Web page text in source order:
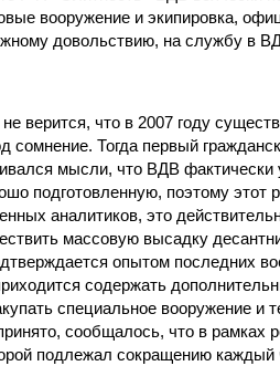
вооружение и экипировка,
довольствию, на службу в
верится, что в 2007 году
сомнение. Тогда первый
мысли, что ВДВ фактически
подготовленную, поэтому этот
аналитиков, это
массовую высадку
опытом последних
содержать
специальное вооружение и
сообщалось, что в рамках
подлежал сокращению